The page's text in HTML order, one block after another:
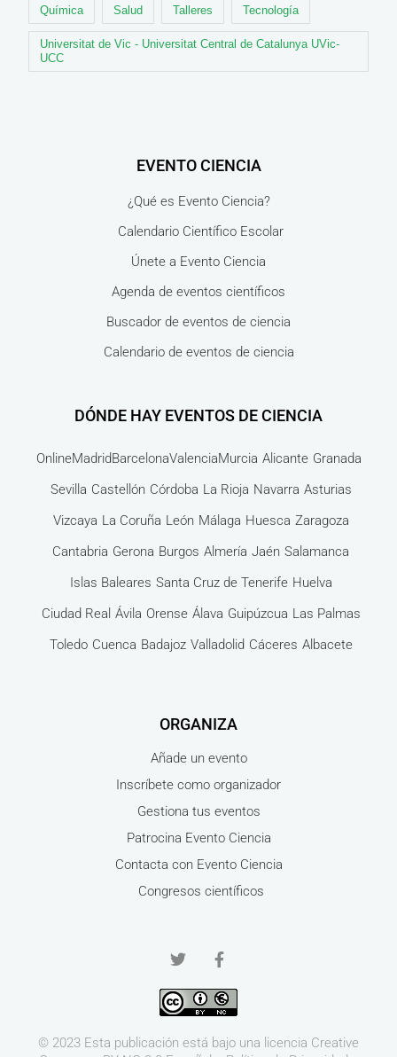
Química Salud Talleres Tecnología
Universitat de Vic - Universitat Central de Catalunya UVic-
UCC
EVENTO CIENCIA
¿Qué es Evento Ciencia?
Calendario Científico Escolar
Únete a Evento Ciencia
Agenda de eventos científicos
Buscador de eventos de ciencia
Calendario de eventos de ciencia
DÓNDE HAY EVENTOS DE CIENCIA
OnlineMadridBarcelonaValenciaMurcia Alicante Granada
Sevilla Castellón Córdoba La Rioja Navarra Asturias
Vizcaya La Coruña León Málaga Huesca Zaragoza
Cantabria Gerona Burgos Almería Jaén Salamanca
Islas Baleares Santa Cruz de Tenerife Huelva
Ciudad Real Ávila Orense Álava Guipúzcua Las Palmas
Toledo Cuenca Badajoz Valladolid Cáceres Albacete
ORGANIZA
Añade un evento
Inscríbete como organizador
Gestiona tus eventos
Patrocina Evento Ciencia
Contacta con Evento Ciencia
Congresos científicos
© 2023 Esta publicación está bajo una licencia Creative